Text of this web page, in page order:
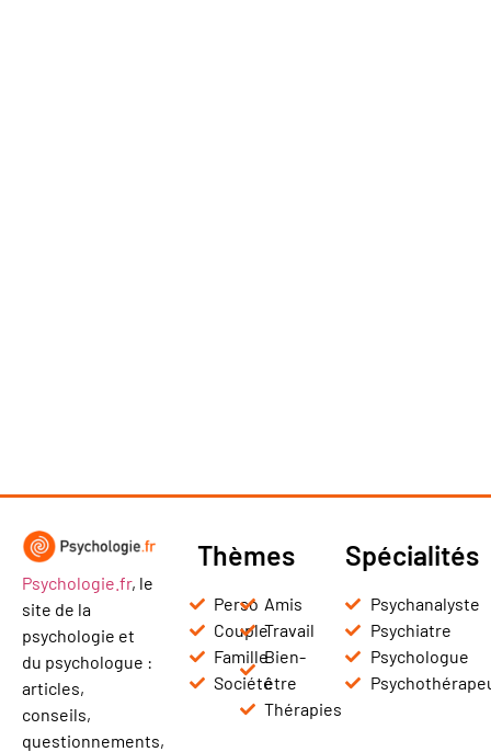
Psychologie.fr, le
site de la
psychologie et
du psychologue :
articles,
conseils,
questionnements,
Thèmes
Perso
Couple
Famille
Société
Amis
Travail
Bien-
être
Thérapies
Spécialités
Psychanalyste
Psychiatre
Psychologue